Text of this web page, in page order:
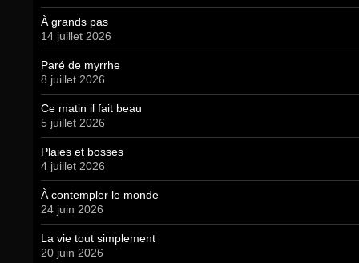
À grands pas
14 juillet 2026
Paré de myrrhe
8 juillet 2026
Ce matin il fait beau
5 juillet 2026
Plaies et bosses
4 juillet 2026
À contempler le monde
24 juin 2026
La vie tout simplement
20 juin 2026